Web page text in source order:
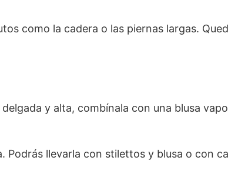
como la cadera o las piernas largas.
y alta, combínala con una blusa
Podrás llevarla con stilettos y blusa o con